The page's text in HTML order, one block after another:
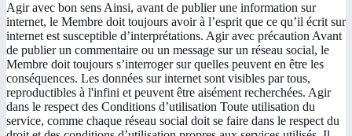
Agir avec bon sens Ainsi, avant de publier une information sur
internet, le Membre doit toujours avoir à l’esprit que ce qu’il écrit sur
internet est susceptible d’interprétations. Agir avec précaution Avant
de publier un commentaire ou un message sur un réseau social, le
Membre doit toujours s’interroger sur quelles peuvent en être les
conséquences. Les données sur internet sont visibles par tous,
reproductibles à l'infini et peuvent être aisément recherchées. Agir
dans le respect des Conditions d’utilisation Toute utilisation du
service, comme chaque réseau social doit se faire dans le respect du